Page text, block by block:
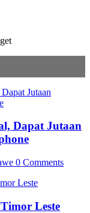
Dapat Jutaan
0 Comments
Leste